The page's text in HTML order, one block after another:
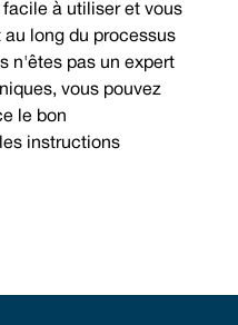
à utiliser et vous
long du processus
n'êtes pas un expert
vous pouvez
le bon
instructions